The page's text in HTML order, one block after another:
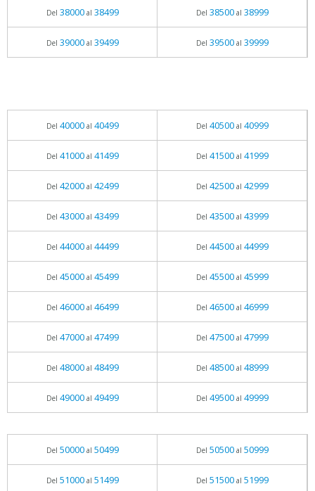
Del 38000al 38499 Del 38500al 38999
Del 39000al 39499 Del 39500al 39999
Del 40000al 40499 Del 40500al 40999
Del 41000al 41499 Del 41500al 41999
Del 42000al 42499 Del 42500al 42999
Del 43000al 43499 Del 43500al 43999
Del 44000al 44499 Del 44500al 44999
Del 45000al 45499 Del 45500al 45999
Del 46000al 46499 Del 46500al 46999
Del 47000al 47499 Del 47500al 47999
Del 48000al 48499 Del 48500al 48999
Del 49000al 49499 Del 49500al 49999
Del 50000al 50499 Del 50500al 50999
Del 51000al 51499 Del 51500al 51999